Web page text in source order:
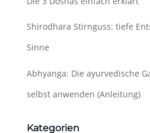
Shirodhara Stirnguss: tiefe
Sinne
Abhyanga: Die ayurvedische
selbst anwenden (Anleitung)
Kategorien